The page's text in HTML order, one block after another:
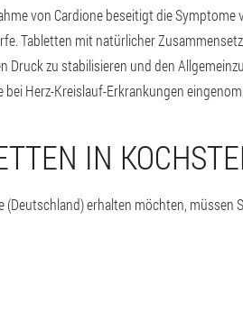
von Cardione beseitigt die Symptome
Tabletten mit natürlicher
Druck zu stabilisieren und den
Herz-Kreislauf-Erkrankungen
IN
erhalten möchten, müssen